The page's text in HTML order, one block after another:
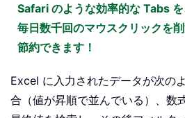
Safari のような効率的な Tabs を
毎日数千回のマウスクリックを
節約できます！
Excel に入力されたデータが次の
合（値が昇順で並んでいる）、数